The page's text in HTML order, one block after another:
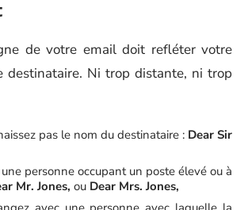
de votre email doit refléter votre
destinataire. Ni trop distante, ni trop
pas le nom du destinataire : Dear Sir
personne occupant un poste élevé ou à
Mr. Jones, ou Dear Mrs. Jones,